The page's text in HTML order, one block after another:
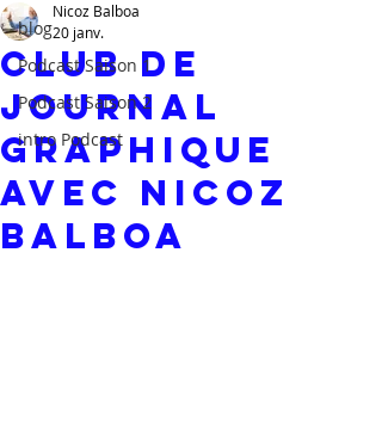
blog
Podcast Saison 1
Podcast Saison 2
intro Podcast
Club de
Journal
Graphique
avec Nicoz
Balboa
Nicoz Balboa
20 janv.